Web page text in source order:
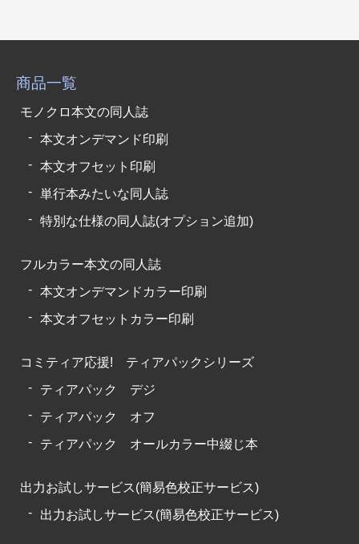
商品一覧
モノクロ本文の同人誌
本文オンデマンド印刷
本文オフセット印刷
単行本みたいな同人誌
特別な仕様の同人誌(オプション追加)
フルカラー本文の同人誌
本文オンデマンドカラー印刷
本文オフセットカラー印刷
コミティア応援! ティアパックシリーズ
ティアパック デジ
ティアパック オフ
ティアパック オールカラー中綴じ本
出力お試しサービス(簡易色校正サービス)
出力お試しサービス(簡易色校正サービス)